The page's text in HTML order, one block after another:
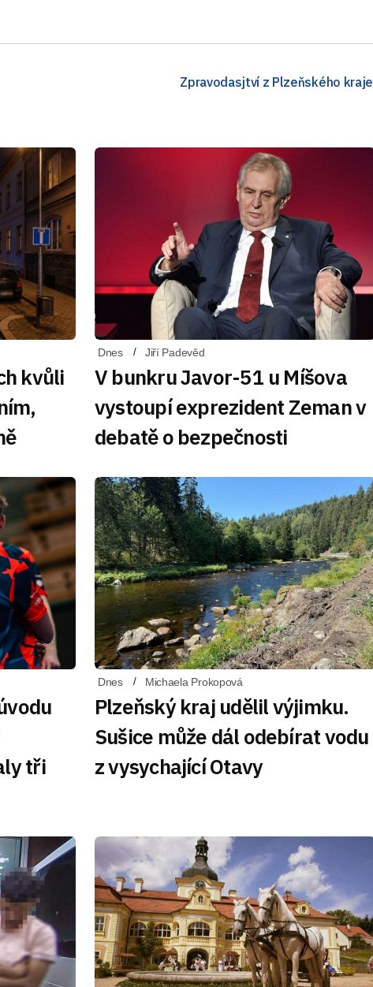
Zpravodasjtví z Plzeňského kraje
kvůli
Dnes Jiří Padevěd
V bunkru Javor-51 u Míšova
vystoupí exprezident Zeman v
debatě o bezpečnosti
tři
Dnes Michaela Prokopová
Plzeňský kraj udělil výjimku.
Sušice může dál odebírat vodu
z vysychající Otavy